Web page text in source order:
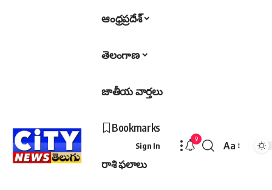
ఆంధ్రప్రదేశ్
తెలంగాణ
జాతీయ వార్తలు
Bookmarks
రాశి ఫలాలు
Sign In
9
Font
Aa